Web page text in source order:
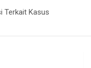
Terkait Kasus